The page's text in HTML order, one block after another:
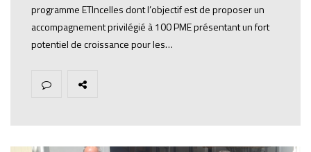
programme ETIncelles dont l’objectif est de proposer un
accompagnement privilégié à 100 PME présentant un fort
potentiel de croissance pour les…